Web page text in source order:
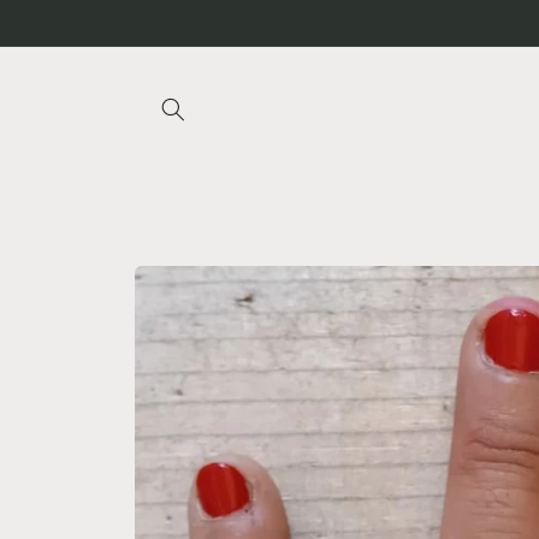
ai contenuti
informazioni
prodotto